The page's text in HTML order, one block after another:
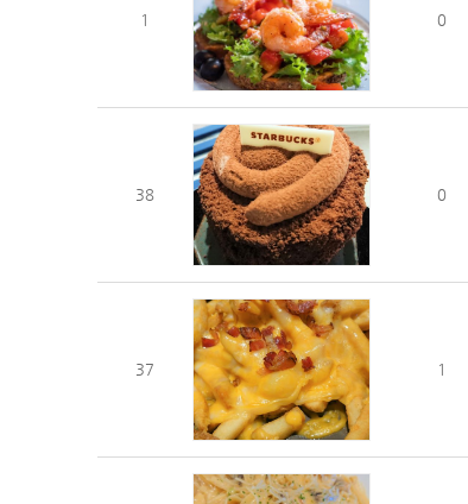
1 0
38 0
37 1